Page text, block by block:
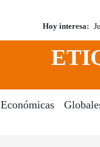
Hoy interesa:
Económicas